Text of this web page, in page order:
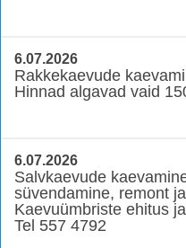
6.07.2026
Rakkekaevude
Hinnad algavad vaid
6.07.2026
Salvkaevude
süvendamine, remont
Kaevuümbriste ehitus
Tel 557 4792